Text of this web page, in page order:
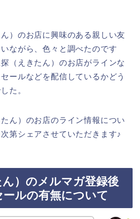
）のお店に興味のある親しい友
ながら、色々と調べたのです
（えきたん）のお店がラインな
ールなどを配信しているかどう
た。
ん）のお店のライン情報につい
第シェアさせていただきます♪
）のメルマガ登録後
ルの有無について